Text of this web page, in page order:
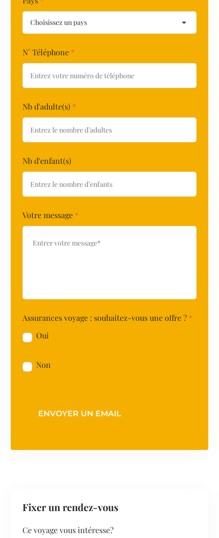
N° Téléphone *
Nb d'adulte(s) *
Nb d'enfant(s)
Votre message *
Assurances voyage : souhaitez-vous une offre ? *
Oui
Non
ENVOYER UN EMAIL
Fixer un rendez-vous
Ce voyage vous intéresse?